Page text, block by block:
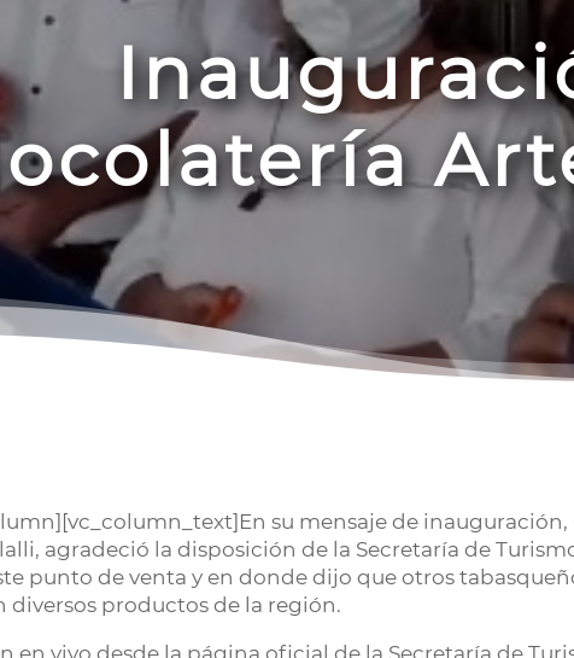
su mensaje de
agradeció la disposición de la Secretaría de
punto de venta y en donde dijo que otros
diversos productos de la región.